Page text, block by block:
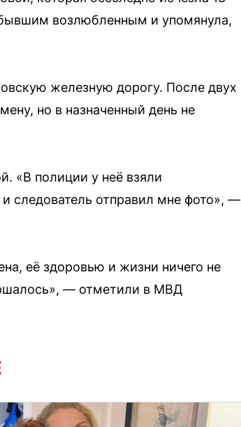
бывшим возлюбленным и упомянула,
железную дорогу. После двух
но в назначенный день не
«В полиции у неё взяли
следователь отправил мне фото», —
её здоровью и жизни ничего не
— отметили в МВД